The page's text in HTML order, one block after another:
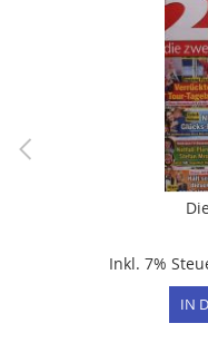
Inkl. 7%
IN